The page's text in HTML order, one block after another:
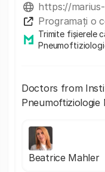
https://
Programați o
Trimite fișierele
Doctors from
Pneumoftiziologie
Beatrice Mahler